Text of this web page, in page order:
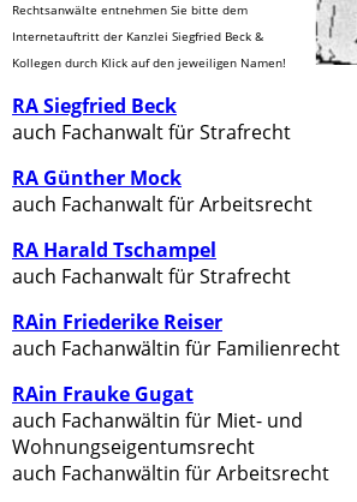
Rechtsanwälte entnehmen Sie bitte dem
Internetauftritt der Kanzlei Siegfried Beck &
Kollegen durch Klick auf den jeweiligen Namen!
RA Siegfried Beck
auch Fachanwalt für Strafrecht
RA Günther Mock
auch Fachanwalt für Arbeitsrecht
RA Harald Tschampel
auch Fachanwalt für Strafrecht
RAin Friederike Reiser
auch Fachanwältin für Familienrecht
RAin Frauke Gugat
auch Fachanwältin für Miet- und
Wohnungseigentumsrecht
auch Fachanwältin für Arbeitsrecht